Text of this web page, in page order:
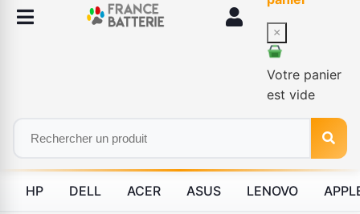
×
Votre panier
est vide
HP DELL ACER ASUS LENOVO